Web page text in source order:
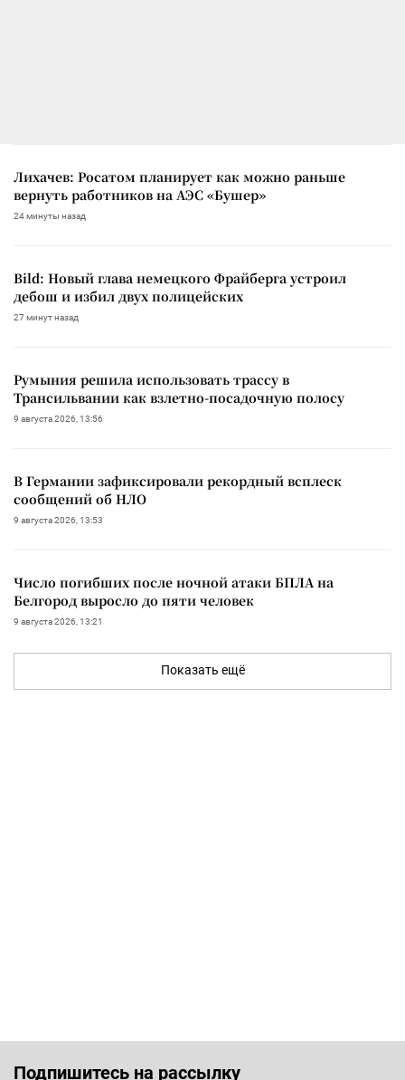
Лихачев: Росатом планирует как можно раньше
вернуть работников на АЭС «Бушер»
24 минуты назад
Bild: Новый глава немецкого Фрайберга устроил
дебош и избил двух полицейских
27 минут назад
Румыния решила использовать трассу в
Трансильвании как взлетно-посадочную полосу
9 августа 2026, 13:56
В Германии зафиксировали рекордный всплеск
сообщений об НЛО
9 августа 2026, 13:53
Число погибших после ночной атаки БПЛА на
Белгород выросло до пяти человек
9 августа 2026, 13:21
Показать ещё
Подпишитесь на рассылку